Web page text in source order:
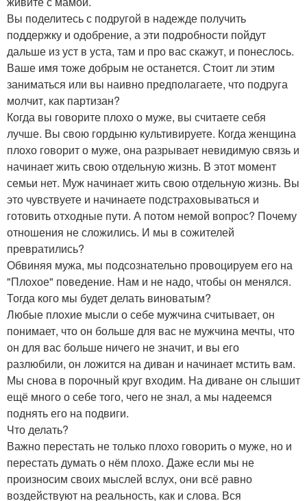
Вы поделитесь с подругой в надежде получить
поддержку и одобрение, а эти подробности пойдут
дальше из уст в уста, там и про вас скажут, и понеслось.
Ваше имя тоже добрым не останется. Стоит ли этим
заниматься или вы наивно предполагаете, что подруга
молчит, как партизан?
Когда вы говорите плохо о муже, вы считаете себя
лучше. Вы свою гордыню культивируете. Когда женщина
плохо говорит о муже, она разрывает невидимую связь и
начинает жить свою отдельную жизнь. В этот момент
семьи нет. Муж начинает жить свою отдельную жизнь. Вы
это чувствуете и начинаете подстраховываться и
готовить отходные пути. А потом немой вопрос? Почему
отношения не сложились. И мы в сожителей
превратились?
Обвиняя мужа, мы подсознательно провоцируем его на
"Плохое" поведение. Нам и не надо, чтобы он менялся.
Тогда кого мы будет делать виноватым?
Любые плохие мысли о себе мужчина считывает, он
понимает, что он больше для вас не мужчина мечты, что
он для вас больше ничего не значит, и вы его
разлюбили, он ложится на диван и начинает мстить вам.
Мы снова в порочный круг входим. На диване он слышит
ещё много о себе того, чего не знал, а мы надеемся
поднять его на подвиги.
Что делать?
Важно перестать не только плохо говорить о муже, но и
перестать думать о нём плохо. Даже если мы не
произносим своих мыслей вслух, они всё равно
воздействуют на реальность, как и слова. Вся